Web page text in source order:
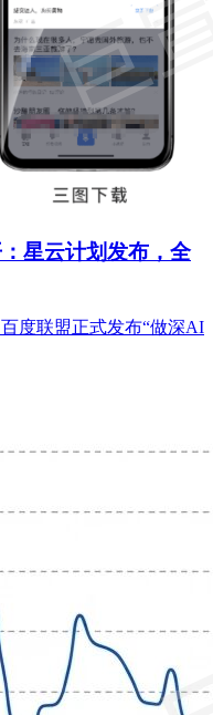
星云计划发布，全
度联盟正式发布“做深AI